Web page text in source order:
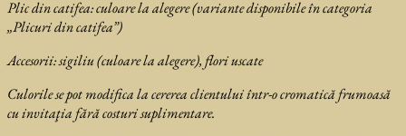
Plic din catifea: culoare la alegere (variante disponibile în categoria
„Plicuri din catifea”)
Accesorii: sigiliu (culoare la alegere), flori uscate
Culorile se pot modifica la cererea clientului într-o cromatică frumoasă
cu invitaţia fără costuri suplimentare.